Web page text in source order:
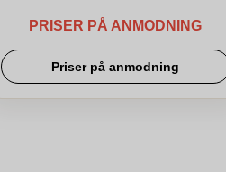
PRISER PÅ ANMODNING
Priser på anmodning